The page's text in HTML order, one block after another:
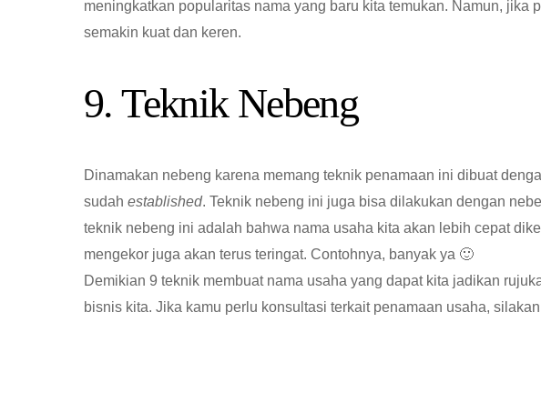
meningkatkan popularitas nama yang baru kita temukan. Namun, jika
semakin kuat dan keren.
9. Teknik Nebeng
Dinamakan nebeng karena memang teknik penamaan ini dibuat
sudah established. Teknik nebeng ini juga bisa dilakukan dengan
teknik nebeng ini adalah bahwa nama usaha kita akan lebih cepat
mengekor juga akan terus teringat. Contohnya, banyak ya 🙂
Demikian 9 teknik membuat nama usaha yang dapat kita jadikan
bisnis kita. Jika kamu perlu konsultasi terkait penamaan usaha,